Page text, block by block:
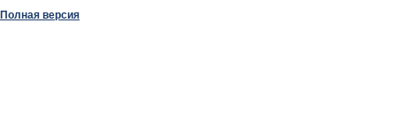
Полная версия